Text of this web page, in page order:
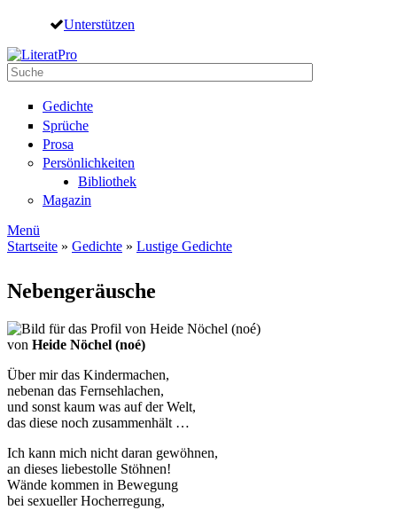
Direkt zum Inhalt
Unterstützen
Suche
Gedichte
Sprüche
Prosa
Persönlichkeiten
Bibliothek
Magazin
Menü
Startseite » Gedichte » Lustige Gedichte
Nebengeräusche
von Heide Nöchel (noé)
Über mir das Kindermachen,
nebenan das Fernsehlachen,
und sonst kaum was auf der Welt,
das diese noch zusammenhält …
Ich kann mich nicht daran gewöhnen,
an dieses liebestolle Stöhnen!
Wände kommen in Bewegung
bei sexueller Hocherregung,